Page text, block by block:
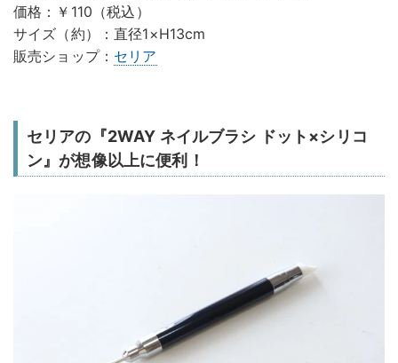
価格：￥110（税込）
サイズ（約）：直径1×H13cm
販売ショップ： セリア
セリアの『2WAY ネイルブラシ ドット×シリコ
ン』が想像以上に便利！